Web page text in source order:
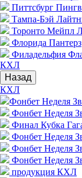
Питтсбург
Тампа-Бэй
Торонто Мейпл
Флорида Пантерз
Филадельфия
КХЛ
Назад
КХЛ
Фонбет Неделя
Фонбет Неделя
Финал Кубка
Фонбет Неделя
Фонбет Неделя
Фонбет Неделя
продукция КХЛ